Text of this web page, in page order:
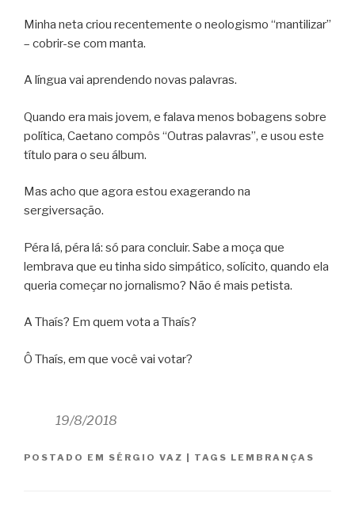
Minha neta criou recentemente o neologismo “mantilizar”
– cobrir-se com manta.
A língua vai aprendendo novas palavras.
Quando era mais jovem, e falava menos bobagens sobre
política, Caetano compôs “Outras palavras”, e usou este
título para o seu álbum.
Mas acho que agora estou exagerando na
sergiversação.
Péra lá, péra lá: só para concluir. Sabe a moça que
lembrava que eu tinha sido simpático, solícito, quando ela
queria começar no jornalismo? Não é mais petista.
A Thaís? Em quem vota a Thaís?
Ô Thaís, em que você vai votar?
19/8/2018
POSTADO EM SÉRGIO VAZ TAGS LEMBRANÇAS